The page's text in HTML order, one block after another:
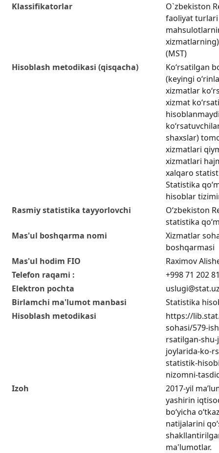
Klassifikatorlar
O`zbekiston
faoliyat
(MST)
Hisoblash metodikasi (qisqacha)
Ko‘rsatilgan
(keyingi
xizmatlar
xizmat
shaxslar)
xizmatlari
xizmatlari
xalqaro
Statistika
hisoblar
Rasmiy statistika tayyorlovchi
O‘zbekiston
statistika
Mas'ul boshqarma nomi
Xizmatlar
boshqarmasi
Mas'ul hodim FIO
Raximov
Telefon raqami :
+998 71 202
Elektron pochta
Birlamchi ma'lumot manbasi
Statistika
Hisoblash metodikasi
https://
sohasi/579-
rsatilgan-
joylarida-ko-
statistik-
nizomni-
Izoh
2017-yil
yashirin
boʻyicha
natijalarini
ma'lumotlar.